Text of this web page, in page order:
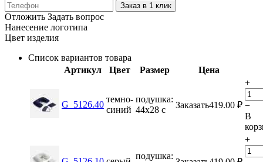
Заказ в 1 клик
Отложить Задать вопрос
Нанесение логотипа
Цвет изделия
Список вариантов товара
Артикул
Цвет Размер Цена
G_5126.40
темно-
синий
подушка:
44х28 с
Заказать419.00 ₽
+
−
В
подушка:
+